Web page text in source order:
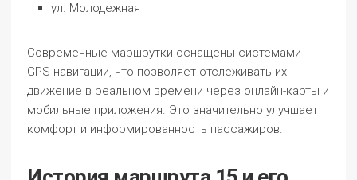
ул. Молодежная
Современные маршрутки оснащены системами
GPS-навигации, что позволяет отслеживать их
движение в реальном времени через онлайн-карты и
мобильные приложения. Это значительно улучшает
комфорт и информированность пассажиров.